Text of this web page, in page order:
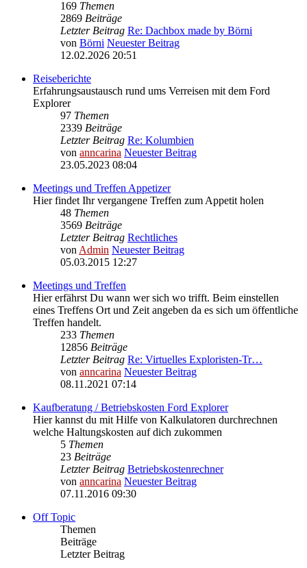
169 Themen
2869 Beiträge
Letzter Beitrag Re: Dachbox made by Börni
von Börni Neuester Beitrag
12.02.2026 20:51
Reiseberichte
Erfahrungsaustausch rund ums Verreisen mit dem Ford
Explorer
97 Themen
2339 Beiträge
Letzter Beitrag Re: Kolumbien
von anncarina Neuester Beitrag
23.05.2023 08:04
Meetings und Treffen Appetizer
Hier findet Ihr vergangene Treffen zum Appetit holen
48 Themen
3569 Beiträge
Letzter Beitrag Rechtliches
vonAdmin Neuester Beitrag
05.03.2015 12:27
Meetings und Treffen
Hier erfährst Du wann wer sich wo trifft. Beim einstellen
eines Treffens Ort und Zeit angeben da es sich um öffentliche
Treffen handelt.
233 Themen
12856 Beiträge
Letzter Beitrag Re: Virtuelles Exploristen-Tr…
von anncarina Neuester Beitrag
08.11.2021 07:14
Kaufberatung / Betriebskosten Ford Explorer
Hier kannst du mit Hilfe von Kalkulatoren durchrechnen
welche Haltungskosten auf dich zukommen
5 Themen
23 Beiträge
Letzter Beitrag Betriebskostenrechner
von anncarina Neuester Beitrag
07.11.2016 09:30
Off Topic
Themen
Beiträge
Letzter Beitrag